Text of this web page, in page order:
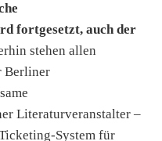
fortgesetzt, auch der
stehen allen
Berliner
Literaturveranstalter –
System für